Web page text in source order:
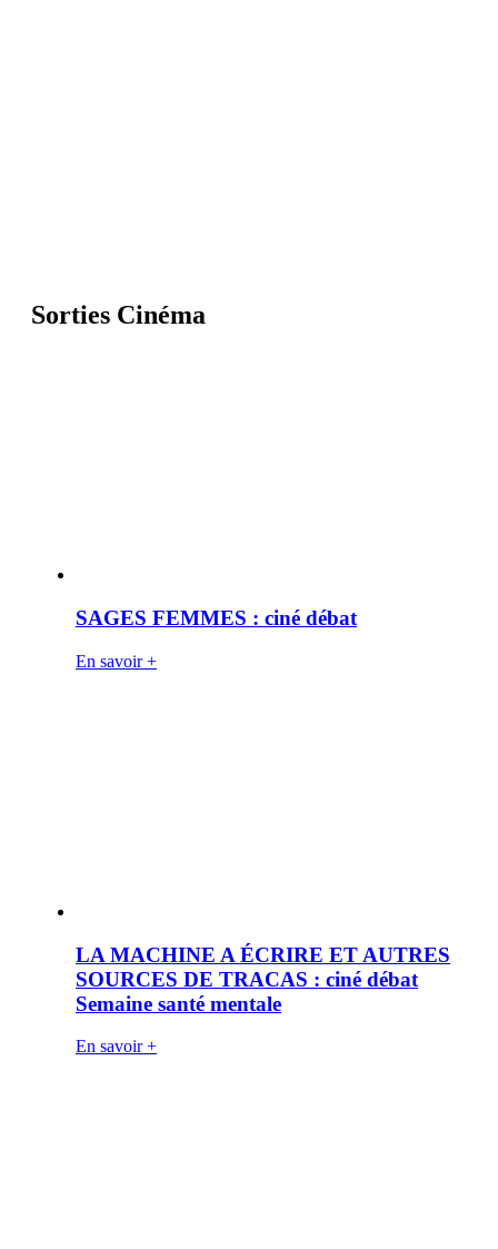
Sorties Cinéma
SAGES FEMMES : ciné débat
En savoir +
LA MACHINE A ÉCRIRE ET AUTRES
SOURCES DE TRACAS : ciné débat
Semaine santé mentale
En savoir +